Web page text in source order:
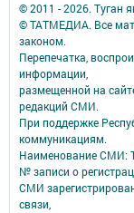
© 2011 - 2026. Туган
© ТАТМЕДИА. Все
законом.
Перепечатка,
информации,
размещенной на
редакций СМИ.
При поддержке
коммуникациям.
Наименование СМИ:
№ записи о
СМИ
связи,